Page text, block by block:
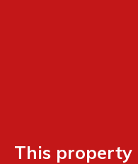
This property